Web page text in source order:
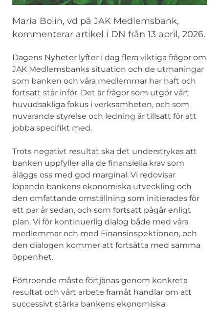
Maria Bolin, vd på JAK Medlemsbank,
kommenterar artikel i DN från 13 april, 2026.
Dagens Nyheter lyfter i dag flera viktiga frågor om
JAK Medlemsbanks situation och de utmaningar
som banken och våra medlemmar har haft och
fortsatt står inför. Det är frågor som utgör vårt
huvudsakliga fokus i verksamheten, och som
nuvarande styrelse och ledning är tillsatt för att
jobba specifikt med.
Trots negativt resultat ska det understrykas att
banken uppfyller alla de finansiella krav som
åläggs oss med god marginal. Vi redovisar
löpande bankens ekonomiska utveckling och
den omfattande omställning som initierades för
ett par år sedan, och som fortsatt pågår enligt
plan. Vi för kontinuerlig dialog både med våra
medlemmar och med Finansinspektionen, och
den dialogen kommer att fortsätta med samma
öppenhet.
Förtroende måste förtjänas genom konkreta
resultat och vårt arbete framåt handlar om att
successivt stärka bankens ekonomiska